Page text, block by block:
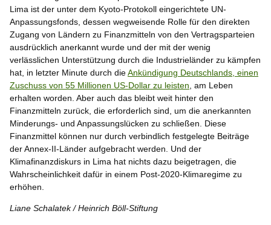
Lima ist der unter dem Kyoto-Protokoll eingerichtete UN-
Anpassungsfonds, dessen wegweisende Rolle für den direkten
Zugang von Ländern zu Finanzmitteln von den Vertragsparteien
ausdrücklich anerkannt wurde und der mit der wenig
verlässlichen Unterstützung durch die Industrieländer zu kämpfen
hat, in letzter Minute durch dieAnkündigung Deutschlands, einen
Zuschuss von 55 Millionen US-Dollar zu leisten , am Leben
erhalten worden. Aber auch das bleibt weit hinter den
Finanzmitteln zurück, die erforderlich sind, um die anerkannten
Minderungs- und Anpassungslücken zu schließen. Diese
Finanzmittel können nur durch verbindlich festgelegte Beiträge
der Annex-II-Länder aufgebracht werden. Und der
Klimafinanzdiskurs in Lima hat nichts dazu beigetragen, die
Wahrscheinlichkeit dafür in einem Post-2020-Klimaregime zu
erhöhen.
Liane Schalatek / Heinrich Böll-Stiftung